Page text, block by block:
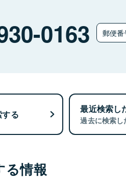
0163 郵便番
る 最近検索し
過去に検索し
る情報